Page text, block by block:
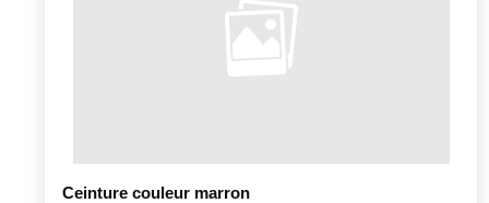
Ceinture couleur marron